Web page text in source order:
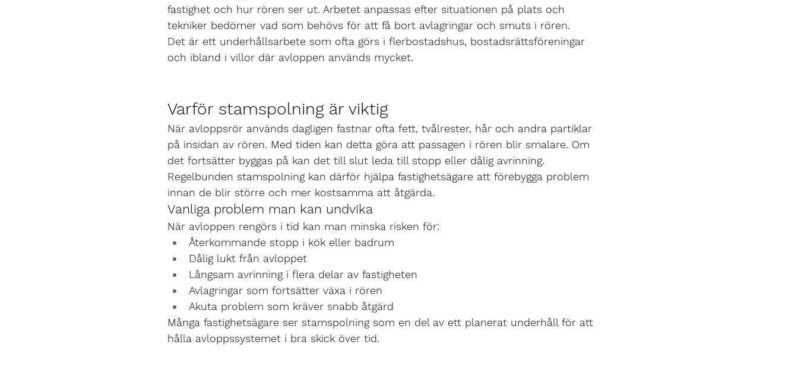
fastighet och hur rören ser ut. Arbetet anpassas efter situationen på plats och
tekniker bedömer vad som behövs för att få bort avlagringar och smuts i rören.
Det är ett underhållsarbete som ofta görs i flerbostadshus, bostadsrättsföreningar
och ibland i villor där avloppen används mycket.
Varför stamspolning är viktig
När avloppsrör används dagligen fastnar ofta fett, tvålrester, hår och andra partiklar
på insidan av rören. Med tiden kan detta göra att passagen i rören blir smalare. Om
det fortsätter byggas på kan det till slut leda till stopp eller dålig avrinning.
Regelbunden stamspolning kan därför hjälpa fastighetsägare att förebygga problem
innan de blir större och mer kostsamma att åtgärda.
Vanliga problem man kan undvika
När avloppen rengörs i tid kan man minska risken för:
Återkommande stopp i kök eller badrum
Dålig lukt från avloppet
Långsam avrinning i flera delar av fastigheten
Avlagringar som fortsätter växa i rören
Akuta problem som kräver snabb åtgärd
Många fastighetsägare ser stamspolning som en del av ett planerat underhåll för att
hålla avloppssystemet i bra skick över tid.